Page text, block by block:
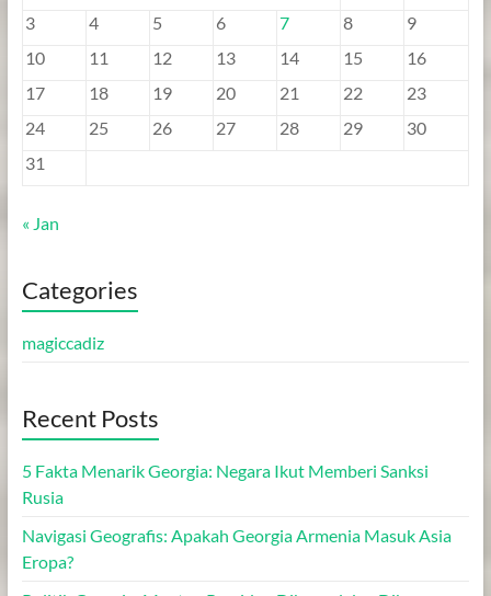
3
4 5 6 7 8
9
10
11 12 13 14 15
16
17
18 19 20 21 22
23
24
25 26 27 28 29
30
31
« Jan
Categories
magiccadiz
Recent Posts
5 Fakta Menarik Georgia: Negara Ikut Memberi Sanksi
Rusia
Navigasi Geografis: Apakah Georgia Armenia Masuk Asia
Eropa?